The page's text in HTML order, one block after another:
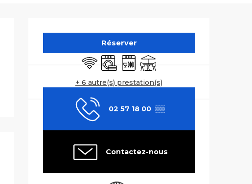
Ouverture et
Réserver
WiFi Lave lingeLave vaisselle
Terrasse
+ 6 autre(s) prestation(s)
02 57 18 00 ▒▒
Contactez-nous